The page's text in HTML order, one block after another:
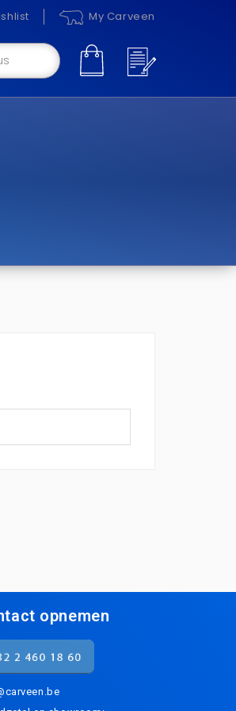
My Carveen
opnemen